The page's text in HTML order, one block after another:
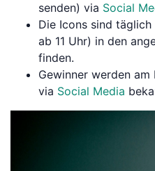
senden) via Social
Die Icons sind
ab 11 Uhr) in den
finden.
Gewinner werden
via Social Media